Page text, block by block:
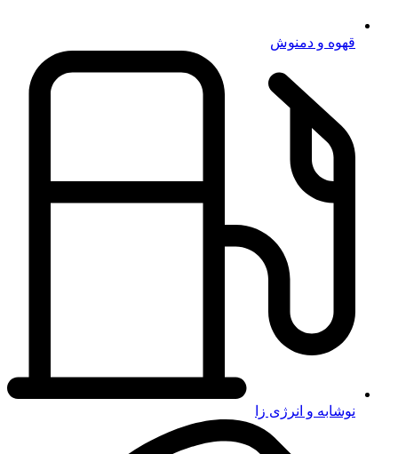
قهوه و دمنوش
نوشابه و انرژی زا